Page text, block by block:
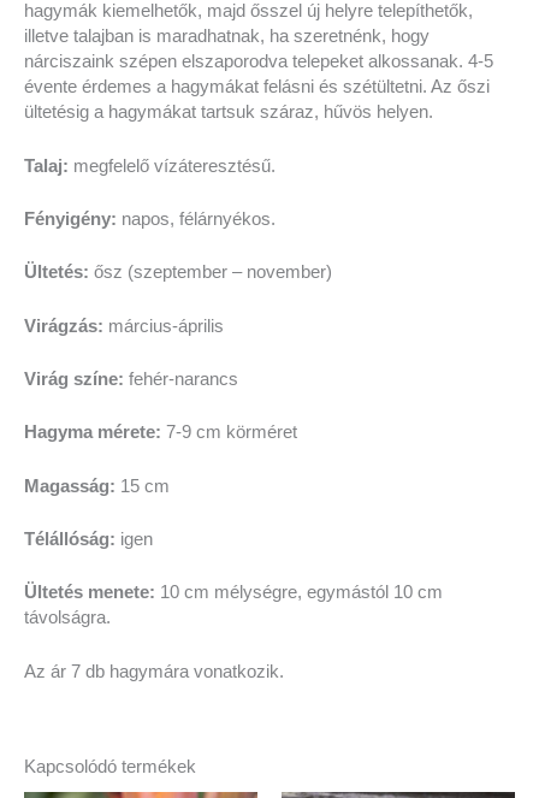
hagymák kiemelhetők, majd ősszel új helyre telepíthetők,
illetve talajban is maradhatnak, ha szeretnénk, hogy
nárciszaink szépen elszaporodva telepeket alkossanak. 4-5
évente érdemes a hagymákat felásni és szétültetni. Az őszi
ültetésig a hagymákat tartsuk száraz, hűvös helyen.
Talaj: megfelelő vízáteresztésű.
Fényigény: napos, félárnyékos.
Ültetés: ősz (szeptember – november)
Virágzás: március-április
Virág színe: fehér-narancs
Hagyma mérete: 7-9 cm körméret
Magasság: 15 cm
Télállóság: igen
Ültetés menete: 10 cm mélységre, egymástól 10 cm
távolságra.
Az ár 7 db hagymára vonatkozik.
Kapcsolódó termékek